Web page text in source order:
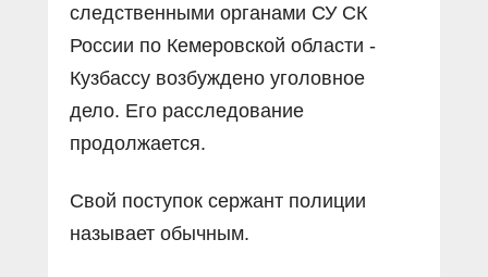
следственными органами СУ СК
России по Кемеровской области -
Кузбассу возбуждено уголовное
дело. Его расследование
продолжается.
Свой поступок сержант полиции
называет обычным.